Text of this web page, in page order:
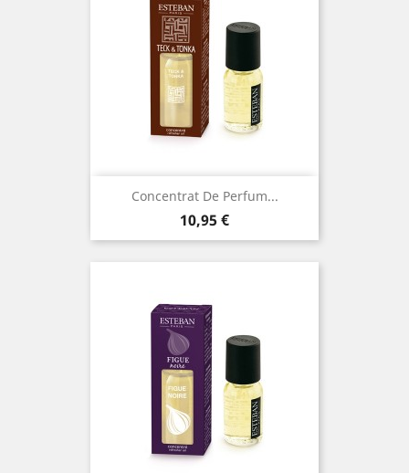
Concentrat De Perfum...
Preu
10,95 €